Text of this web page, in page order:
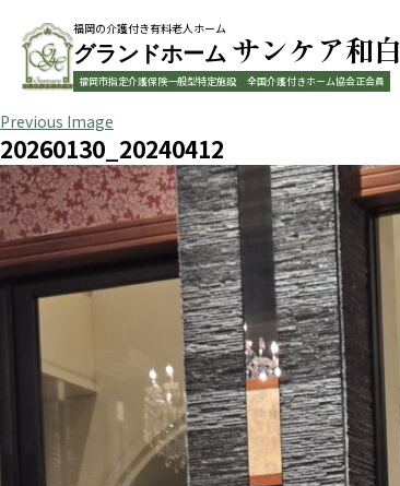
福岡の介護付き有料老人ホーム
グランドホーム サンケア和白
福岡市指定介護保険一般型特定施設 全国介護付きホーム協会正会員
Previous Image
20260130_20240412